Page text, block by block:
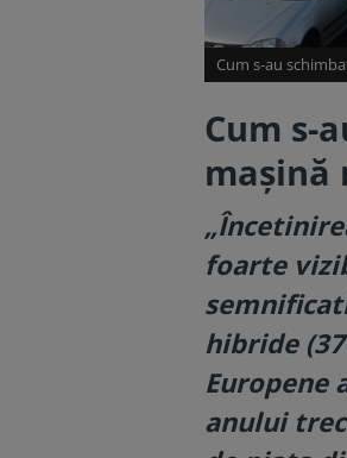
Cum s-au
Cum s-
mașină
foarte
hibride
Europene
anului